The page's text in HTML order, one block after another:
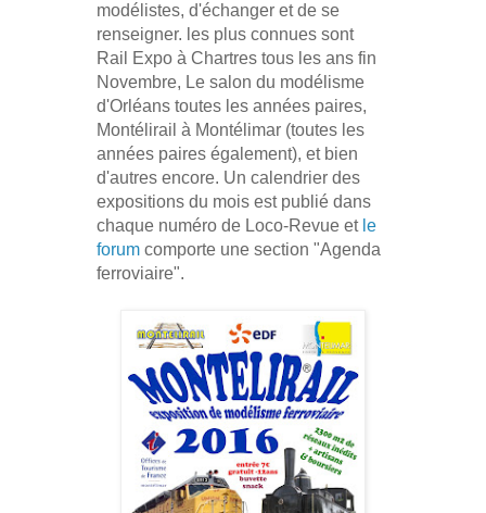
modélistes, d'échanger et de se
renseigner. les plus connues sont
Rail Expo à Chartres tous les ans fin
Novembre, Le salon du modélisme
d'Orléans toutes les années paires,
Montélirail à Montélimar (toutes les
années paires également), et bien
d'autres encore. Un calendrier des
expositions du mois est publié dans
chaque numéro de Loco-Revue et le
forum comporte une section "Agenda
ferroviaire".